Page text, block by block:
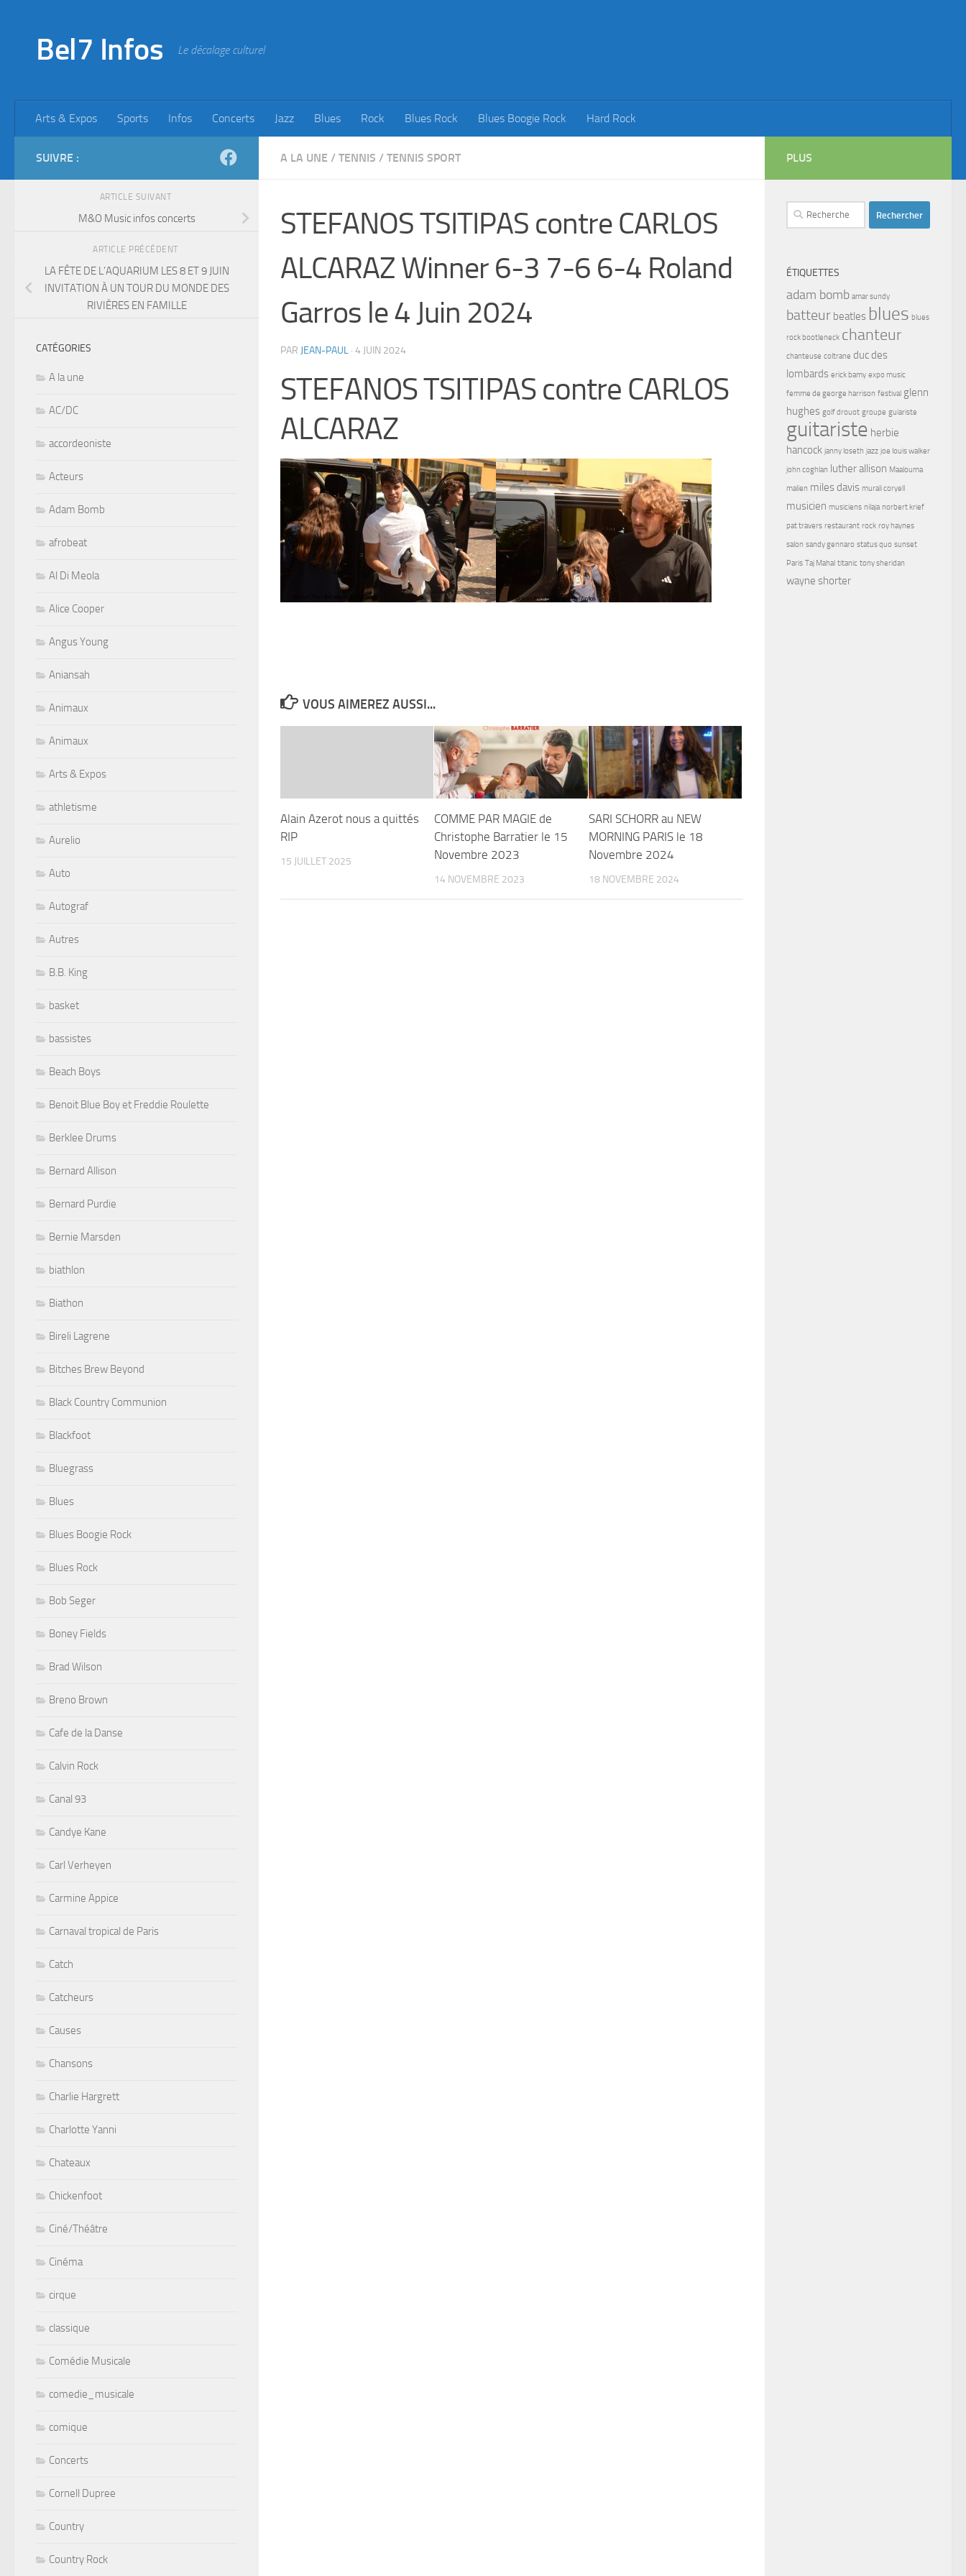
Bel7 Infos Le décalage culturel
Arts & Expos Sports Infos Concerts Jazz Blues Rock Blues Rock Blues Boogie Rock Hard Rock
A LA UNE / TENNIS / TENNIS SPORT
STEFANOS TSITIPAS contre CARLOS
ALCARAZ Winner 6-3 7-6 6-4 Roland
Garros le 4 Juin 2024
PAR JEAN-PAUL · 4 JUIN 2024
STEFANOS TSITIPAS contre CARLOS
ALCARAZ
VOUS AIMEREZ AUSSI...
Alain Azerot nous a quittés
RIP
15 JUILLET 2025
COMME PAR MAGIE de
Christophe Barratier le 15
Novembre 2023
14 NOVEMBRE 2023
SARI SCHORR au NEW
MORNING PARIS le 18
Novembre 2024
18 NOVEMBRE 2024
SUIVRE :
ARTICLE SUIVANT
M&O Music infos concerts
ARTICLE PRÉCÉDENT
LA FÊTE DE L’AQUARIUM LES 8 ET 9 JUIN
INVITATION À UN TOUR DU MONDE DES
RIVIÈRES EN FAMILLE
CATÉGORIES
A la une
AC/DC
accordeoniste
Acteurs
Adam Bomb
afrobeat
Al Di Meola
Alice Cooper
Angus Young
Aniansah
Animaux
Animaux
Arts & Expos
athletisme
Aurelio
Auto
Autograf
Autres
B.B. King
basket
bassistes
Beach Boys
Benoit Blue Boy et Freddie Roulette
Berklee Drums
Bernard Allison
Bernard Purdie
Bernie Marsden
biathlon
Biathon
Bireli Lagrene
Bitches Brew Beyond
Black Country Communion
Blackfoot
Bluegrass
Blues
Blues Boogie Rock
Blues Rock
Bob Seger
Boney Fields
Brad Wilson
Breno Brown
Cafe de la Danse
Calvin Rock
Canal 93
Candye Kane
Carl Verheyen
Carmine Appice
Carnaval tropical de Paris
Catch
Catcheurs
Causes
Chansons
Charlie Hargrett
Charlotte Yanni
Chateaux
Chickenfoot
Ciné/Théâtre
Cinéma
cirque
classique
Comédie Musicale
comedie_musicale
comique
Concerts
Cornell Dupree
Country
Country Rock
PLUS
Rechercher :
ÉTIQUETTES
adam bomb amar sundy
batteur beatles blues blues
rock bootleneck chanteur
chanteuse coltrane duc des
lombards erick bamy expo music
femme de george harrison festival glenn
hughes golf drouot groupe guiariste
guitariste herbie
hancock janny loseth jazz joe louis walker
john coghlan luther allison Maalouma
malien miles davis murali coryell
musicien musiciens nilaja norbert krief
pat travers restaurant rock roy haynes
salon sandy gennaro status quo sunset
Paris Taj Mahal titanic tony sheridan
wayne shorter